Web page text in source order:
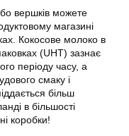
вершків можете
магазині
Кокосове молоко в
(UHT) зазнає
періоду часу, а
смаку і
більш
в більшості
коробки!